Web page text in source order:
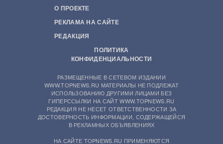
О ПРОЕКТЕ
РЕКЛАМА НА САЙТЕ
РЕДАКЦИЯ
ПОЛИТИКА
КОНФИДЕНЦИАЛЬНОСТИ
РАЗМЕЩЕННЫЕ В СЕТЕВОМ ИЗДАНИИ
WWW.TOPNEWS.RU МАТЕРИАЛЫ НЕ ПОДЛЕЖАТ
ИСПОЛЬЗОВАНИЮ ДРУГИМИ ЛИЦАМИ БЕЗ
ГИПЕРССЫЛКИ НА САЙТ WWW.TOPNEWS.RU
РЕДАКЦИЯ НЕ НЕСЕТ ОТВЕТСТВЕННОСТИ ЗА
ДОСТОВЕРНОСТЬ ИНФОРМАЦИИ, СОДЕРЖАЩЕЙСЯ
В РЕКЛАМНЫХ ОБЪЯВЛЕНИЯХ
НА САЙТЕ TOPNEWS.RU ПРИМЕНЯЮТСЯ